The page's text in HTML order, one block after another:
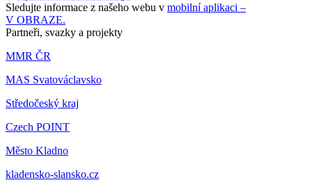
Sledujte informace z našeho webu v mobilní aplikaci –
V OBRAZE.
Partneři, svazky a projekty
MMR ČR
MAS Svatováclavsko
Středočeský kraj
Czech POINT
Město Kladno
kladensko-slansko.cz